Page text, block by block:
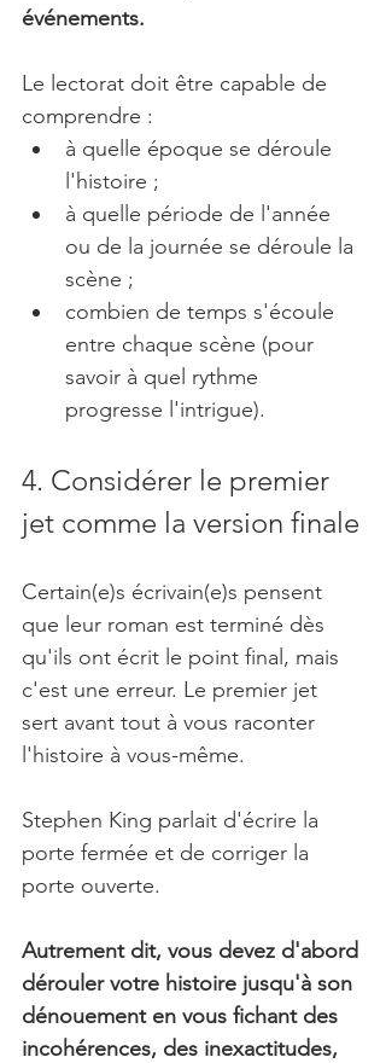
événements.
Le lectorat doit être capable de
comprendre :
à quelle époque se déroule
l'histoire ;
à quelle période de l'année
ou de la journée se déroule la
scène ;
combien de temps s'écoule
entre chaque scène (pour
savoir à quel rythme
progresse l'intrigue).
4. Considérer le premier
jet comme la version finale
Certain(e)s écrivain(e)s pensent
que leur roman est terminé dès
qu'ils ont écrit le point final, mais
c'est une erreur. Le premier jet
sert avant tout à vous raconter
l'histoire à vous-même.
Stephen King parlait d'écrire la
porte fermée et de corriger la
porte ouverte.
Autrement dit, vous devez d'abord
dérouler votre histoire jusqu'à son
dénouement en vous fichant des
incohérences, des inexactitudes,